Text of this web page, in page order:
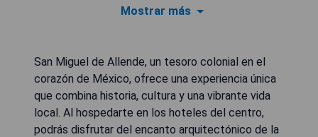
Mostrar más
San Miguel de Allende, un tesoro colonial en el
corazón de México, ofrece una experiencia única
que combina historia, cultura y una vibrante vida
local. Al hospedarte en los hoteles del centro,
podrás disfrutar del encanto arquitectónico de la